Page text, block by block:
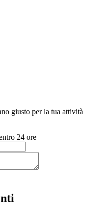
giusto per la tua attività
24 ore